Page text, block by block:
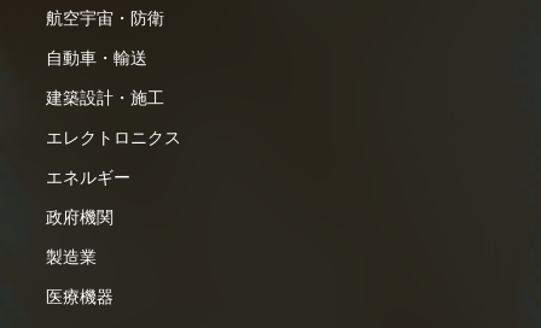
航空宇宙・防衛
自動車・輸送
建築設計・施工
エレクトロニクス
エネルギー
政府機関
製造業
医療機器